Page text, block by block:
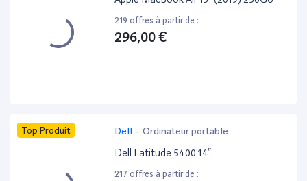
219 offres à partir de :
296,00 €
Top Produit Dell - Ordinateur portable
Dell Latitude 5400 14”
217 offres à partir de :